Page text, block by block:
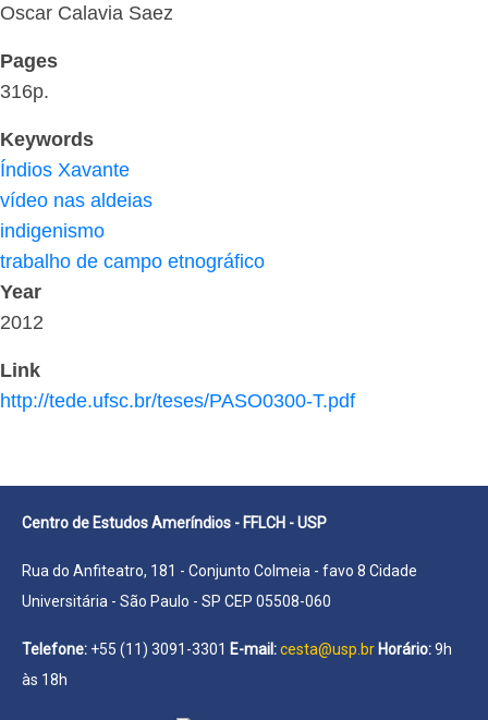
Oscar Calavia Saez
Pages
316p.
Keywords
Índios Xavante
vídeo nas aldeias
indigenismo
trabalho de campo etnográfico
Year
2012
Link
http://tede.ufsc.br/teses/PASO0300-T.pdf
Centro de Estudos Ameríndios - FFLCH - USP
Rua do Anfiteatro, 181 - Conjunto Colmeia - favo 8 Cidade
Universitária - São Paulo - SP CEP 05508-060
Telefone: +55 (11) 3091-3301 E-mail:cesta@usp.br Horário:9h
às 18h